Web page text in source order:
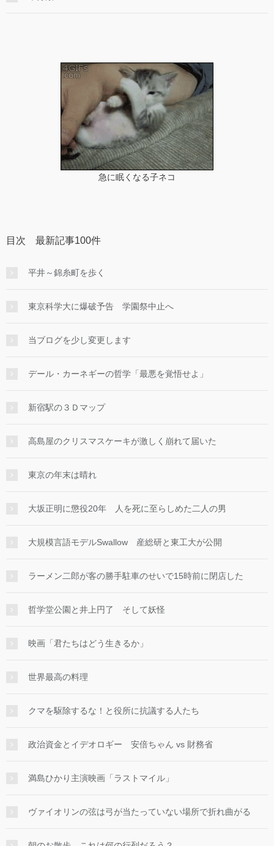
急に眠くなる子ネコ
目次 最新記事100件
平井～錦糸町を歩く
東京科学大に爆破予告 学園祭中止へ
当ブログを少し変更します
デール・カーネギーの哲学「最悪を覚悟せよ」
新宿駅の３Ｄマップ
高島屋のクリスマスケーキが激しく崩れて届いた
東京の年末は晴れ
大坂正明に懲役20年 人を死に至らしめた二人の男
大規模言語モデルSwallow 産総研と東工大が公開
ラーメン二郎が客の勝手駐車のせいで15時前に閉店した
哲学堂公園と井上円了 そして妖怪
映画「君たちはどう生きるか」
世界最高の料理
クマを駆除するな！と役所に抗議する人たち
政治資金とイデオロギー 安倍ちゃん vs 財務省
満島ひかり主演映画「ラストマイル」
ヴァイオリンの弦は弓が当たっていない場所で折れ曲がる